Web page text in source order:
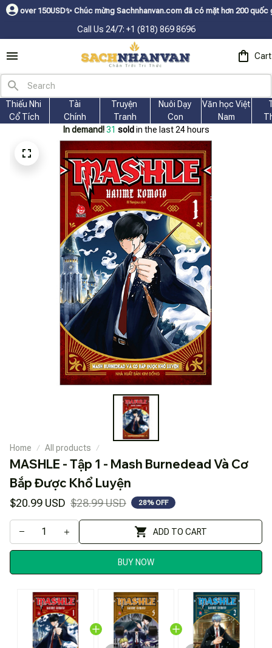
ㅤ✨Chúc mừng Sachnhanvan.com đã có mặt hơn 200 quốc gia như Mỹ,
Call Us 24/7: +1 (818) 869 8696
Cart
Thiếu Nhi
Cổ Tích
Tài
Chính
Truyện
Tranh
Nuôi Dạy
Con
Văn học Việt
Nam
In demand! 34 sold in the last 24 hours
Home All products
MASHLE - Tập 1 - Mash Burnedead Và Cơ
Bắp Được Khổ Luyện
$20.99 USD $28.99 USD 28% OFF
ADD TO CART
BUY NOW